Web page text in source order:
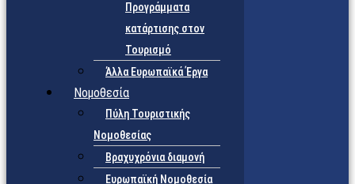
Προγράμματα
κατάρτισης στον
Τουρισμό
Άλλα Ευρωπαϊκά Έργα
Νομοθεσία
Πύλη Τουριστικής
Νομοθεσίας
Βραχυχρόνια διαμονή
Ευρωπαϊκή Νομοθεσία